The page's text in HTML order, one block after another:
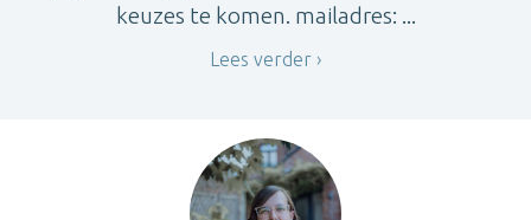
keuzes te komen. mailadres: ...
Lees verder